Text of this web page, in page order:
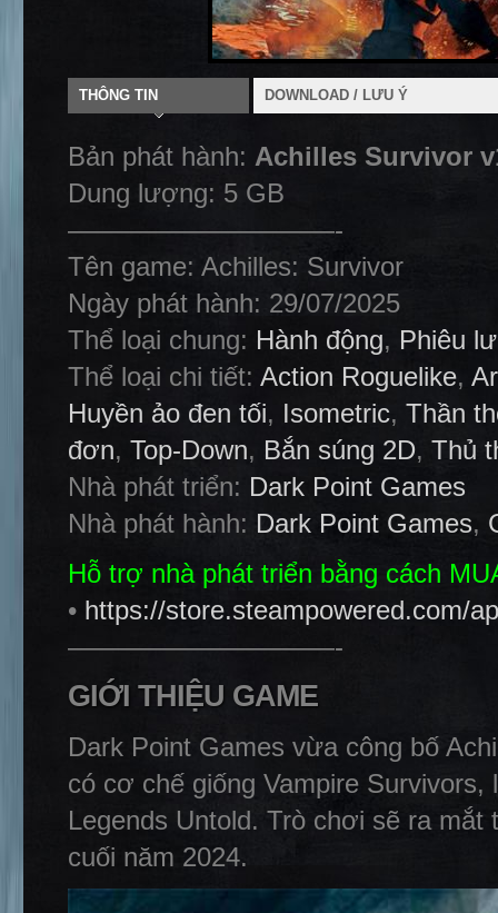
THÔNG TIN DOWNLOAD / LƯU Ý
Bản phát hành: Achilles Survivor
Dung lượng: 5 GB
——————————-
Tên game: Achilles: Survivor
Ngày phát hành: 29/07/2025
Thể loại chung: Hành động, Phiêu
Thể loại chi tiết: Action Roguelike,
Huyền ảo đen tối, Isometric, Thần
đơn, Top-Down, Bắn súng 2D, Thủ
Nhà phát triển: Dark Point Games
Nhà phát hành: Dark Point Games,
Hỗ trợ nhà phát triển bằng cách
• https://store.steampowered.com/
——————————-
GIỚI THIỆU GAME
Dark Point Games vừa công bố
có cơ chế giống Vampire
Legends Untold. Trò chơi sẽ ra
cuối năm 2024.